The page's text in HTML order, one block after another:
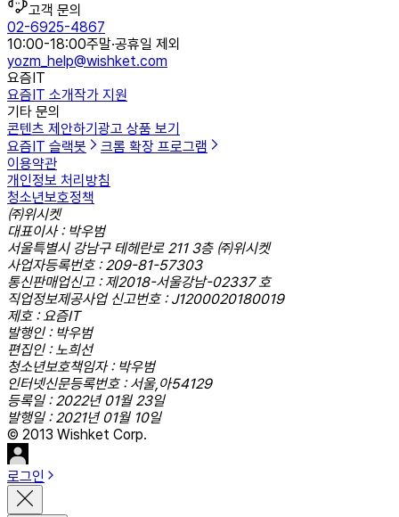
고객 문의
02-6925-4867
10:00-18:00주말·공휴일 제외
yozm_help@wishket.com
요즘IT
요즘IT 소개작가 지원
기타 문의
콘텐츠 제안하기 광고 상품 보기
요즘IT 슬랙봇
크롬 확장 프로그램
이용약관
개인정보 처리방침
청소년보호정책
㈜위시켓
대표이사 : 박우범
서울특별시 강남구 테헤란로 211 3층 ㈜위시켓
사업자등록번호 : 209-81-57303
통신판매업신고 : 제2018-서울강남-02337 호
직업정보제공사업 신고번호 : J1200020180019
제호 : 요즘IT
발행인 : 박우범
편집인 : 노희선
청소년보호책임자 : 박우범
인터넷신문등록번호 : 서울,아54129
등록일 : 2022년 01월 23일
발행일 : 2021년 01월 10일
© 2013 Wishket Corp.
로그인